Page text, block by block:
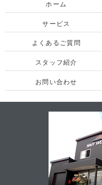
ホーム
サービス
よくあるご質問
スタッフ紹介
お問い合わせ